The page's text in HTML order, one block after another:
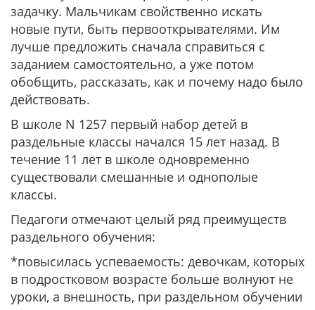
задачку. Мальчикам свойственно искать
новые пути, быть первооткрывателями. Им
лучше предложить сначала справиться с
заданием самостоятельно, а уже потом
обобщить, рассказать, как и почему надо было
действовать.
В школе N 1257 первый набор детей в
раздельные классы начался 15 лет назад. В
течение 11 лет в школе одновременно
существовали смешанные и однополые
классы.
Педагоги отмечают целый ряд преимуществ
раздельного обучения:
*повысилась успеваемость: девочкам, которых
в подростковом возрасте больше волнуют не
уроки, а внешность, при раздельном обучении